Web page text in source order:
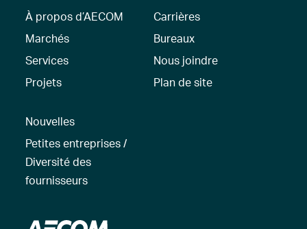
À propos d’AECOM
Marchés
Services
Projets
Carrières
Bureaux
Nous joindre
Plan de site
Nouvelles
Petites entreprises /
Diversité des
fournisseurs